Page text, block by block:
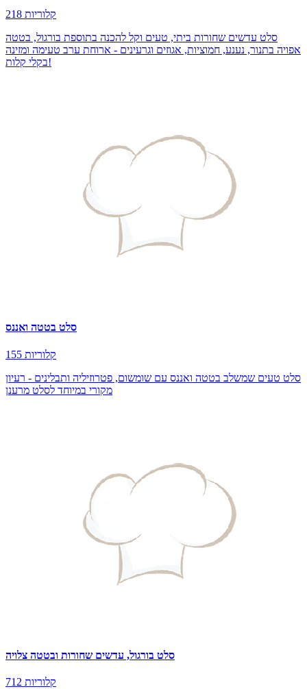
218 קלוריות
סלט עדשים שחורות ביתי, טעים וקל להכנה בתוספת בורגול, בטטה
אפויה בתנור, נענע, חמוציות, אגוזים וגרעינים - ארוחת ערב טעימה ומזינה
בקלי קלות!
סלט בטטה ואננס
155 קלוריות
סלט טעים שמשלב בטטה ואננס עם שומשום, פטרוזיליה ותבלינים - רעיון
מקורי במיוחד לסלט מרענן
סלט בורגול, עדשים שחורות ובטטה צלויה
712 קלוריות